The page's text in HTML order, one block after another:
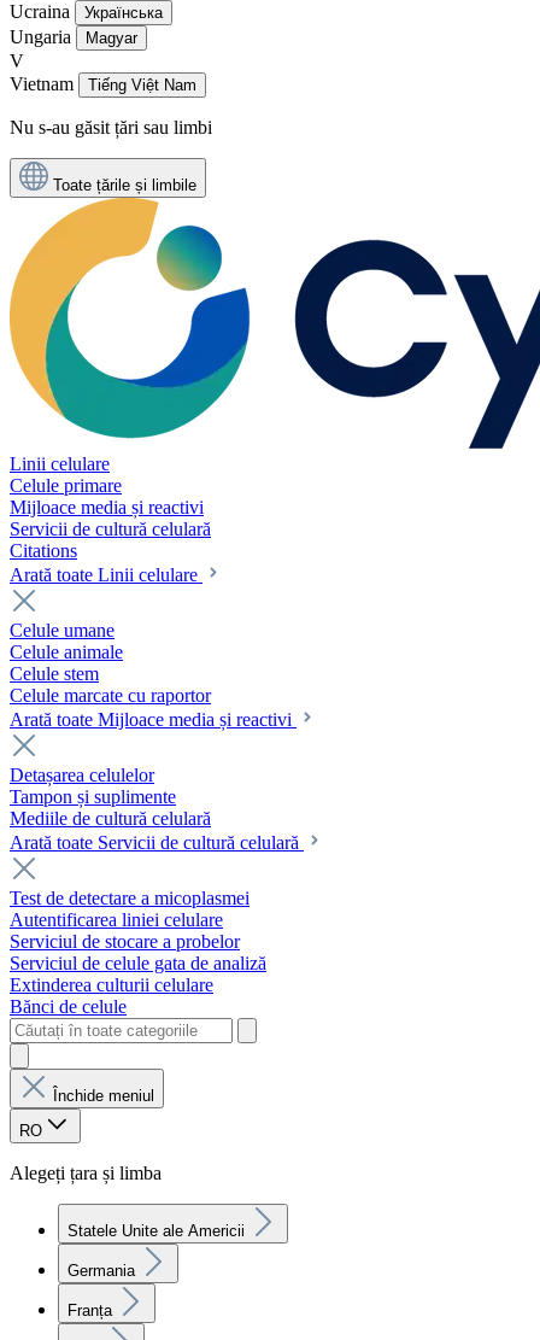
Ucraina
Українська
Ungaria Magyar
V
Vietnam
Tiếng Việt Nam
Nu s-au găsit țări sau limbi
Toate țările și limbile
Linii celulare
Celule primare
Mijloace media și reactivi
Servicii de cultură celulară
Citations
Arată toate Linii celulare
Celule umane
Celule animale
Celule stem
Celule marcate cu raportor
Arată toate Mijloace media și reactivi
Detașarea celulelor
Tampon și suplimente
Mediile de cultură celulară
Arată toate Servicii de cultură celulară
Test de detectare a micoplasmei
Autentificarea liniei celulare
Serviciul de stocare a probelor
Serviciul de celule gata de analiză
Extinderea culturii celulare
Bănci de celule
Închide meniul
RO
Alegeți țara și limba
Statele Unite ale Americii
Germania
Franța